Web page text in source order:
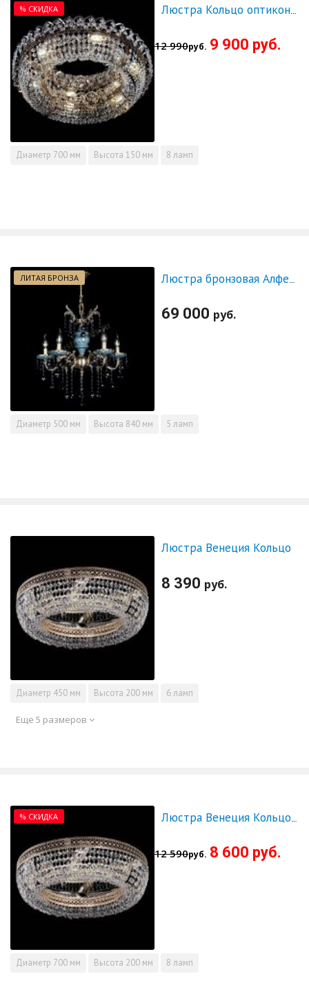
% СКИДКА
12 990руб. 9 900 руб.
Диаметр 700 мм Высота 150 мм 8 ламп
ЛИТАЯ БРОНЗА Люстра бронзовая Алфея №5 "Малахит" шар черная
69 000 руб.
Диаметр 500 мм Высота 840 мм 5 ламп
Люстра Венеция Кольцо
8 390 руб.
Диаметр 450 мм Высота 200 мм 6 ламп
Еще 5 размеров
% СКИДКА
12 590руб. 8 600 руб.
Диаметр 700 мм Высота 200 мм 8 ламп